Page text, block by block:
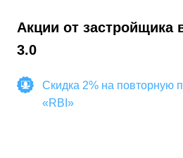
Акции от застройщика
3.0
Скидка 2% на повторную покупку от
«RBI»